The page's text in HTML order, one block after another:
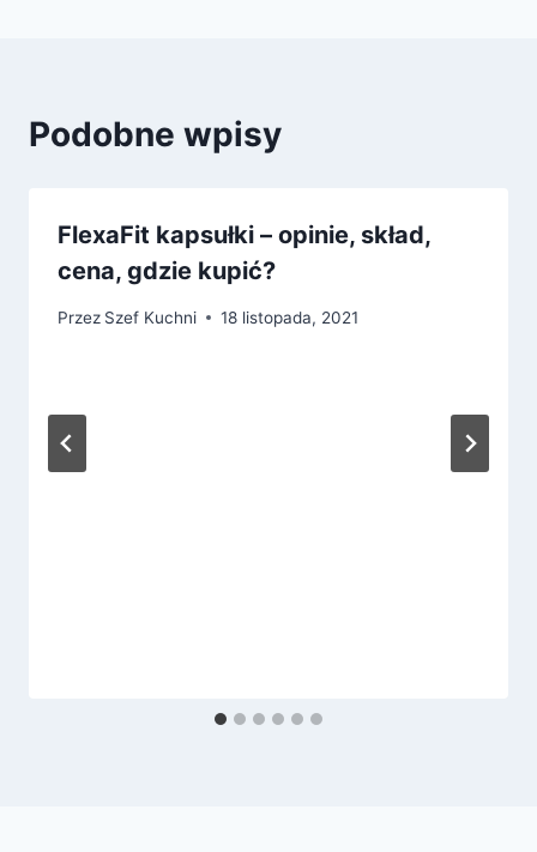
Podobne wpisy
FlexaFit kapsułki – opinie, skład,
cena, gdzie kupić?
Przez Szef Kuchni 18 listopada, 2021